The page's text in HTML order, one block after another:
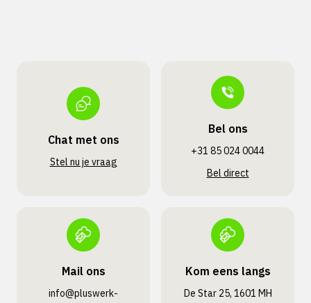
Chat met ons
Stel nu je vraag
Bel ons
+31 85 024 0044
Bel direct
Mail ons
info@pluswerk­
Kom eens langs
De Star 25, 1601 MH